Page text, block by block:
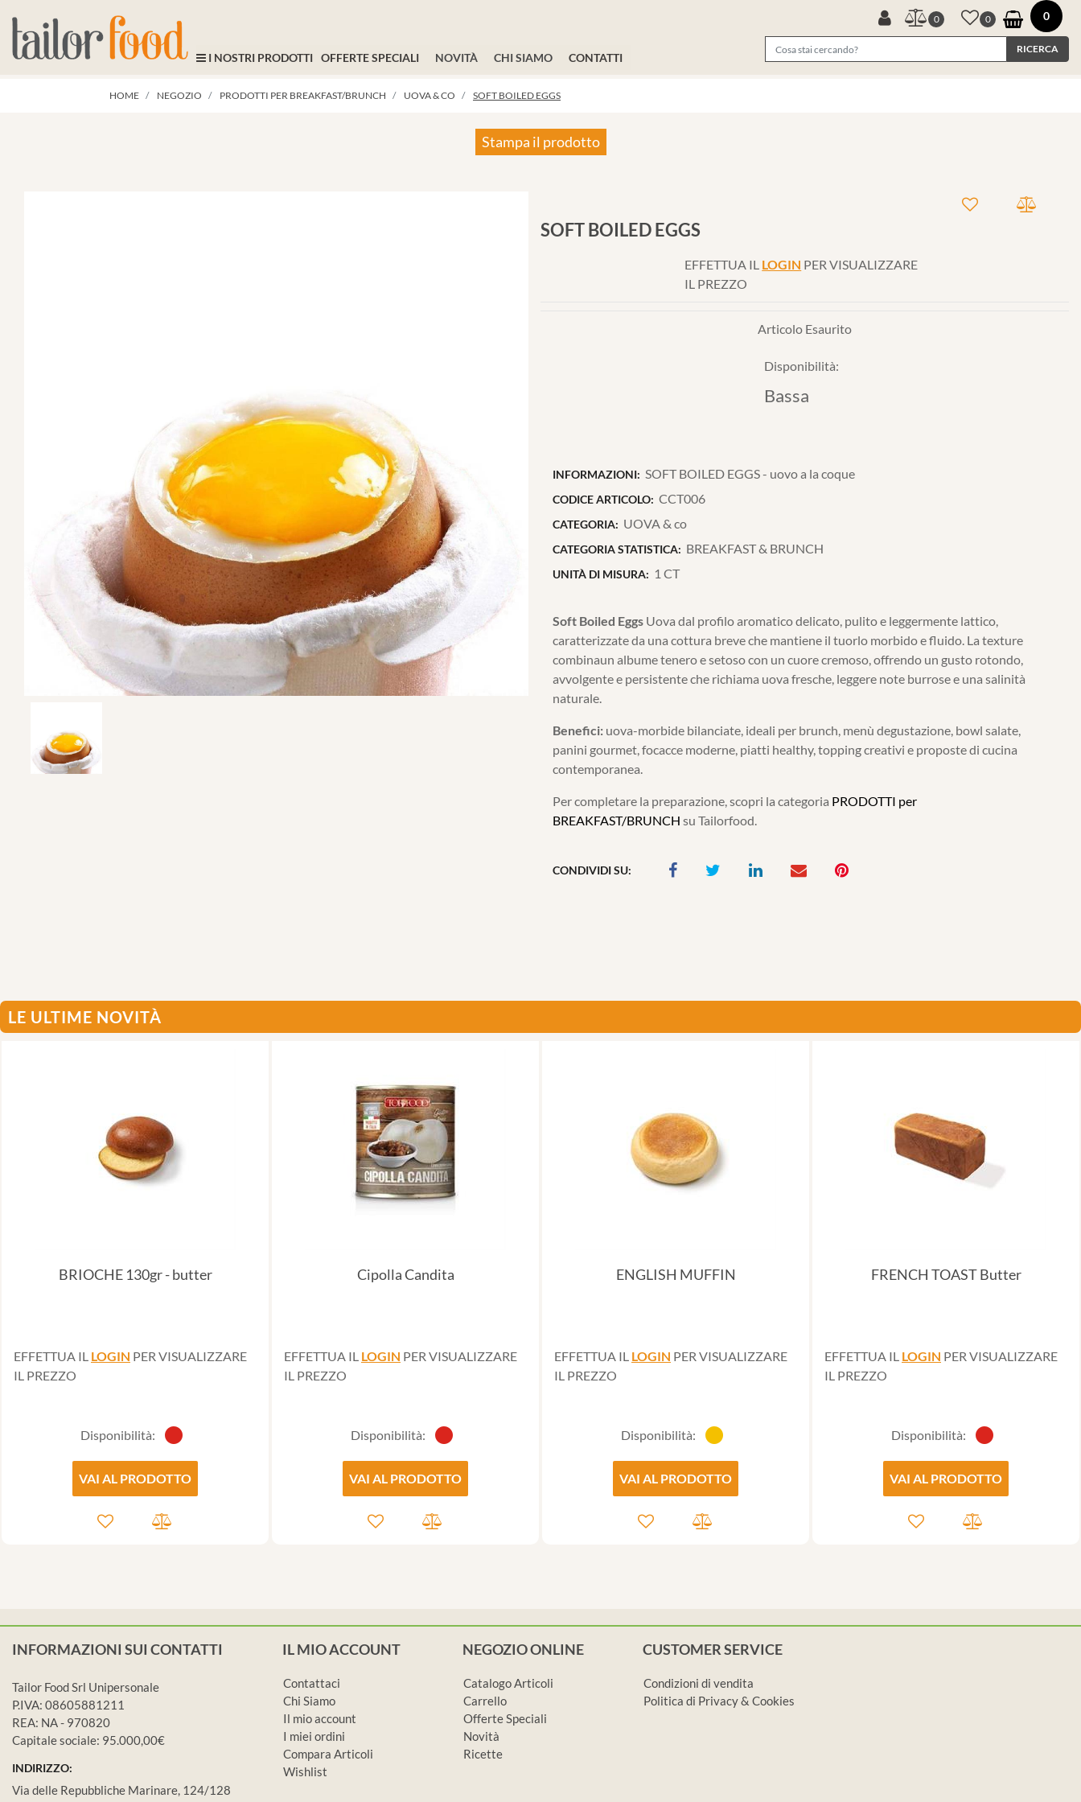
I NOSTRI PRODOTTI OFFERTE SPECIALI NOVITÀ CHI SIAMO CONTATTI
0 0 0
HOME NEGOZIO PRODOTTI PER BREAKFAST/BRUNCH UOVA & CO SOFT BOILED EGGS
Stampa il prodotto
SOFT BOILED EGGS
EFFETTUA IL LOGIN PER VISUALIZZARE
IL PREZZO
Articolo Esaurito
Disponibilità:
Bassa
INFORMAZIONI: SOFT BOILED EGGS - uovo a la coque
CODICE ARTICOLO: CCT006
CATEGORIA: UOVA & co
CATEGORIA STATISTICA: BREAKFAST & BRUNCH
UNITÀ DI MISURA: 1 CT
Soft Boiled Eggs Uova dal profilo aromatico delicato, pulito e leggermente lattico,
caratterizzate da una cottura breve che mantiene il tuorlo morbido e fluido. La texture
combinaun albume tenero e setoso con un cuore cremoso, offrendo un gusto rotondo,
avvolgente e persistente che richiama uova fresche, leggere note burrose e una salinità
naturale.
Benefici: uova-morbide bilanciate, ideali per brunch, menù degustazione, bowl salate,
panini gourmet, focacce moderne, piatti healthy, topping creativi e proposte di cucina
contemporanea.
Per completare la preparazione, scopri la categoria PRODOTTI per
BREAKFAST/BRUNCH su Tailorfood.
CONDIVIDI SU:
LE ULTIME NOVITÀ
BRIOCHE 130gr - butter
EFFETTUA IL LOGIN PER VISUALIZZARE
IL PREZZO
Disponibilità:
VAI AL PRODOTTO
Cipolla Candita
EFFETTUA IL LOGIN PER VISUALIZZARE
IL PREZZO
Disponibilità:
VAI AL PRODOTTO
ENGLISH MUFFIN
EFFETTUA IL LOGIN PER VISUALIZZARE
IL PREZZO
Disponibilità:
VAI AL PRODOTTO
FRENCH TOAST Butter
EFFETTUA IL LOGIN PER VISUALIZZARE
IL PREZZO
Disponibilità:
VAI AL PRODOTTO
INFORMAZIONI SUI CONTATTI
Tailor Food Srl Unipersonale
P.IVA: 08605881211
REA: NA - 970820
Capitale sociale: 95.000,00€
INDIRIZZO:
Via delle Repubbliche Marinare, 124/128
IL MIO ACCOUNT
Contattaci
Chi Siamo
Il mio account
I miei ordini
Compara Articoli
Wishlist
NEGOZIO ONLINE
Catalogo Articoli
Carrello
Offerte Speciali
Novità
Ricette
CUSTOMER SERVICE
Condizioni di vendita
Politica di Privacy & Cookies